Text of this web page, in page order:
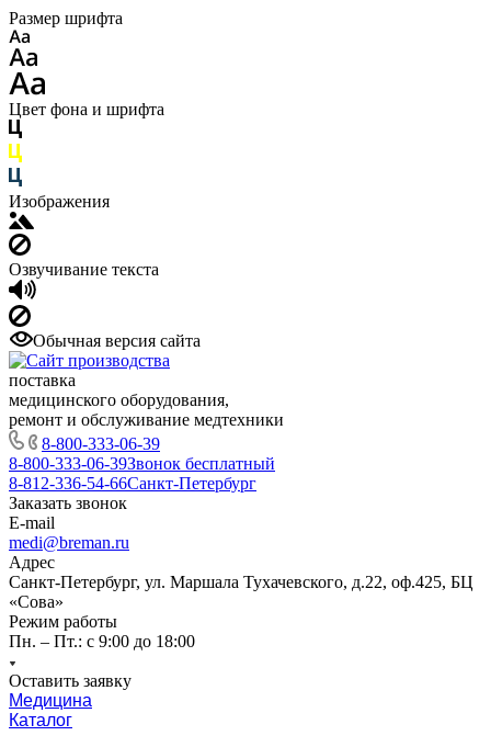
Размер шрифта
Цвет фона и шрифта
Изображения
Озвучивание текста
Обычная версия сайта
поставка
медицинского оборудования,
ремонт и обслуживание медтехники
8-800-333-06-39
8-800-333-06-39Звонок бесплатный
8-812-336-54-66Санкт-Петербург
Заказать звонок
E-mail
medi@breman.ru
Адрес
Санкт-Петербург, ул. Маршала Тухачевского, д.22, оф.425, БЦ
«Сова»
Режим работы
Пн. – Пт.: с 9:00 до 18:00
Оставить заявку
Медицина
Каталог